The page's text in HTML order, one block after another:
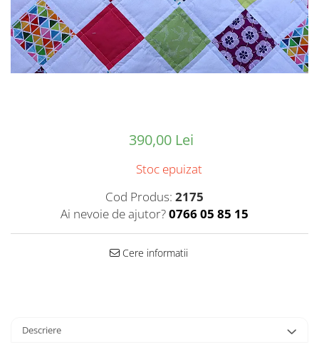
390,00 Lei
Stoc epuizat
Cod Produs: 2175
Ai nevoie de ajutor?0766 05 85 15
Cere informatii
Descriere